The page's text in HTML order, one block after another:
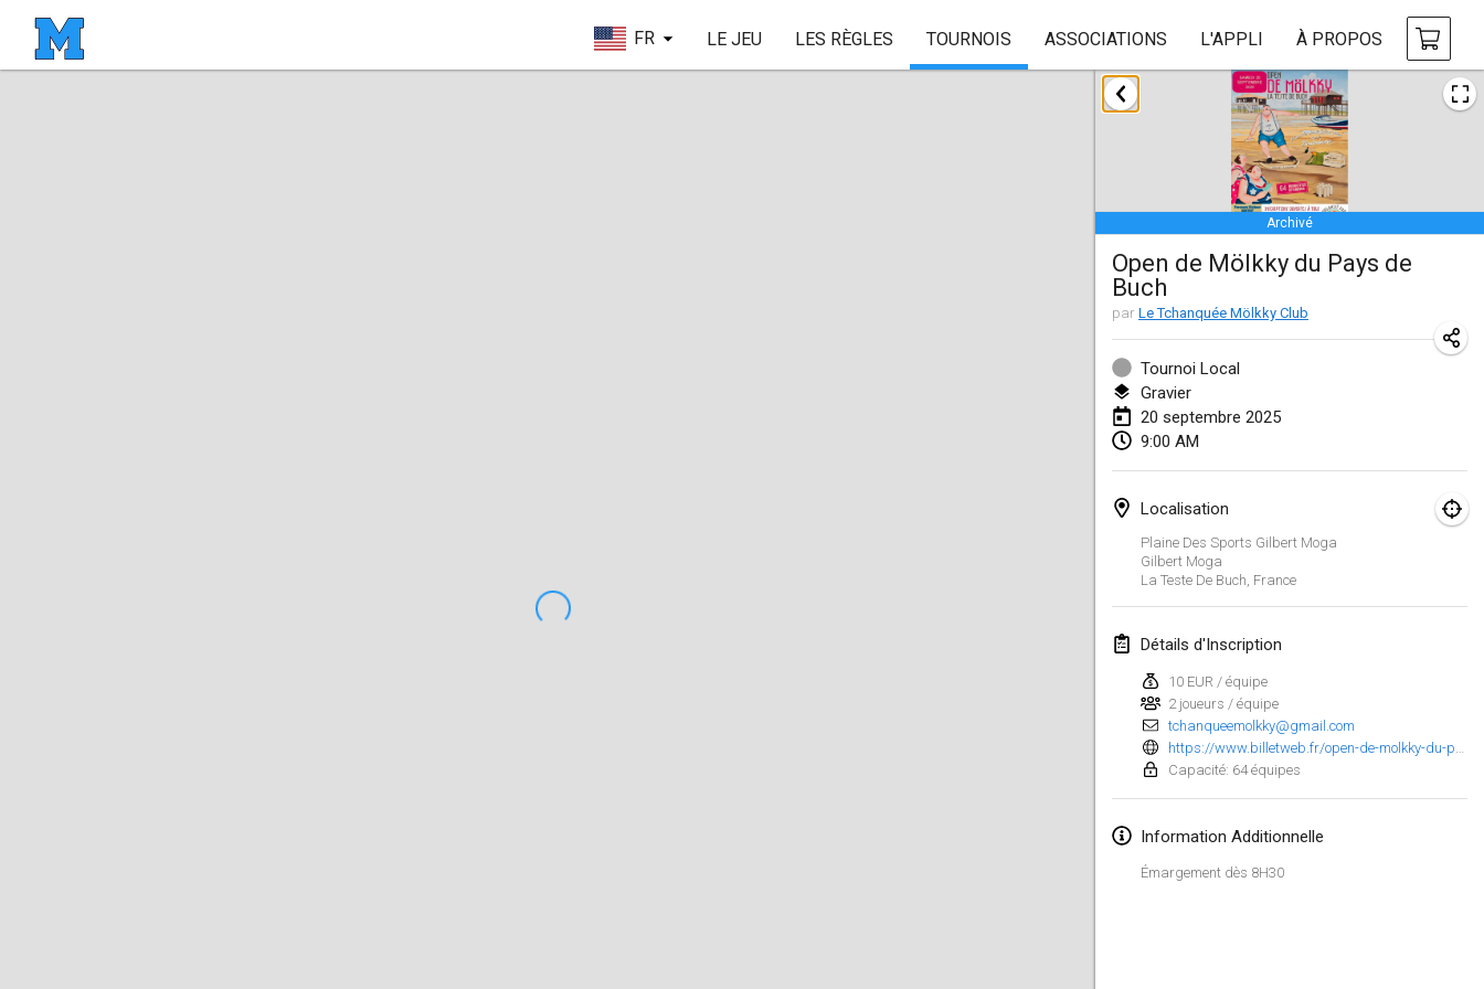
FR LE JEU LES RÈGLES TOURNOIS ASSOCIATIONS L'APPLI À PROPOS
Archivé
Open de Mölkky du Pays de
Buch
par Le Tchanquée Mölkky Club
Tournoi Local
Gravier
20 septembre 2025
9:00 AM
Localisation
Plaine Des Sports Gilbert Moga
Gilbert Moga
La Teste De Buch France
Détails d'Inscription
10 EUR / équipe
2 joueurs / équipe
tchanqueemolkky@gmail.com
Capacité: 64 équipes
Information Additionnelle
Émargement dès 8H30
janvier 2025
Tournoi Mixte ASPTTOM
18 janv. 2025|France
Indoor Polish Open 2025 - Singles
18 janv. 2025|Pologne
Tournoi de St Max
19 janv. 2025|France
19 janv. 2025|Pologne
Tournoi de Mölkky - Lesfous Dubâtonvaigeois
février 2025
US Mölkky Winter
Open des vendanges tardives
8 févr. 2025|France
Indoor de la CASAS
15 févr. 2025|Finlande